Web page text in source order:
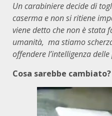
Un carabiniere decide di
caserma e non si ritiene
viene detto che non è stata
umanità, ma stiamo
offendere l’intelligenza delle
Cosa sarebbe cambiato?